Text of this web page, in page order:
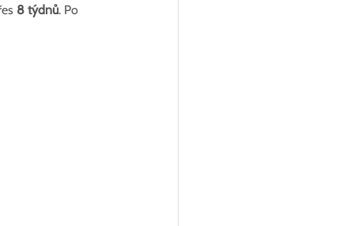
8 týdnů. Po